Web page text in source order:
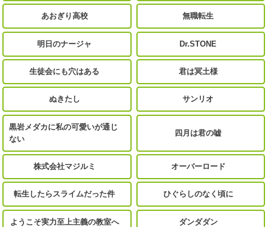
あおぎり高校 無職転生
明日のナージャ Dr.STONE
生徒会にも穴はある 君は冥土様
ぬきたし サンリオ
黒岩メダカに私の可愛いが通じ
ない
四月は君の嘘
株式会社マジルミ オーバーロード
転生したらスライムだった件 ひぐらしのなく頃に
ようこそ実力至上主義の教室へ ダンダダン